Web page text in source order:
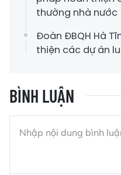
thường nhà nước
Đoàn ĐBQH Hà
thiện các dự án
BÌNH LUẬN